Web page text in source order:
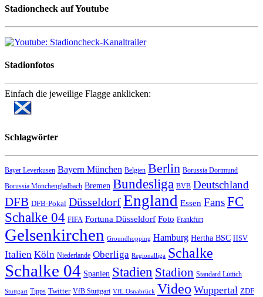
Stadioncheck auf Youtube
Stadionfotos
Einfach die jeweilige Flagge anklicken:
Schlagwörter
Bayer Leverkusen Bayern München Belgien Berlin Borussia Dortmund
Borussia Mönchengladbach Bremen Bundesliga BVB Deutschland
DFB DFB-Pokal DüsseldorfEngland Essen FansFC
Schalke 04 FIFA Fortuna Düsseldorf Foto Frankfurt
Gelsenkirchen Groundhopping Hamburg Hertha BSC HSV
Italien Köln Niederlande Oberliga Regionalliga Schalke
Schalke 04 Spanien Stadien Stadion Standard Lüttich
Stuttgart Tipps Twitter VfB Stuttgart VfL Osnabrück Video Wuppertal ZDF